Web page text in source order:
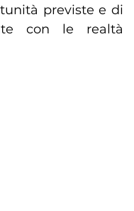
previste e di
con le realtà